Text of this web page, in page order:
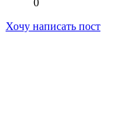
0
Хочу написать пост